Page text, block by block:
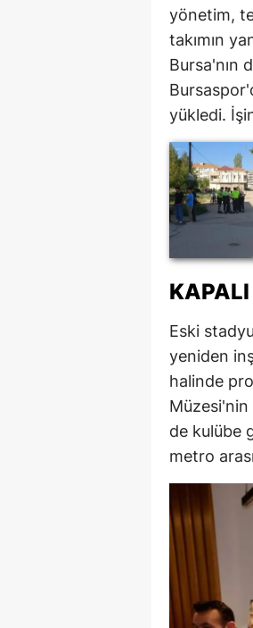
yönetim,
takımın
Bursa'nın
yükledi.
KAPALI
Eski
yeniden
halinde
Müzesi'nin
de kulübe
metro